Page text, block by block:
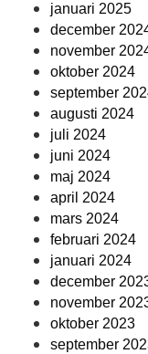
januari 2025
december
november
oktober 2024
september
augusti 2024
juli 2024
juni 2024
maj 2024
april 2024
mars 2024
februari 2024
januari 2024
december
november
oktober 2023
september